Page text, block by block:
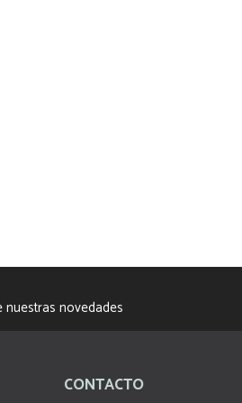
nuestras novedades
CONTACTO